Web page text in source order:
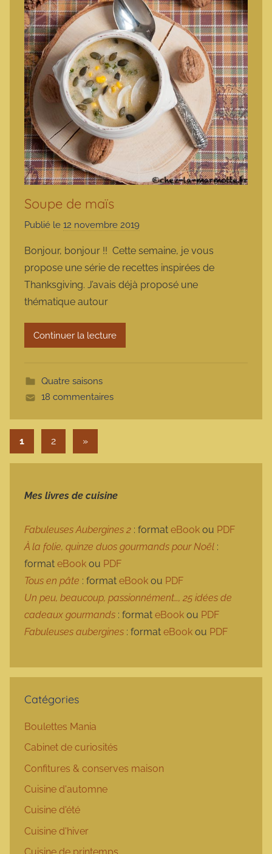
Soupe de maïs
Publié le 12 novembre 2019
r
m
a
Bonjour, bonjour !! Cette semaine, je vous
propose une série de recettes inspirées de
Thanksgiving. J’avais déjà proposé une
thématique autour
Continuer la lecture
Quatre saisons
18 commentaires
Pagination des publications
1 2 Articles suivants
»
Mes livres de cuisine
Fabuleuses Aubergines 2 : format eBook ou PDF
À la folie, quinze duos gourmands pour Noël :
format eBook ou PDF
Tous en pâte : format eBook ou PDF
Un peu, beaucoup, passionnément…, 25 idées de
cadeaux gourmands : format eBook ou PDF
Fabuleuses aubergines : format eBook ou PDF
Catégories
Boulettes Mania
Cabinet de curiosités
Confitures & conserves maison
Cuisine d'automne
Cuisine d'été
Cuisine d'hiver